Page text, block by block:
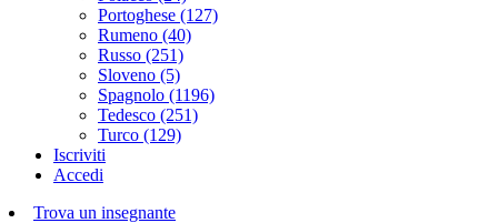
Portoghese (127)
Rumeno (40)
Russo (251)
Sloveno (5)
Spagnolo (1196)
Tedesco (251)
Turco (129)
Iscriviti
Accedi
Trova un insegnante